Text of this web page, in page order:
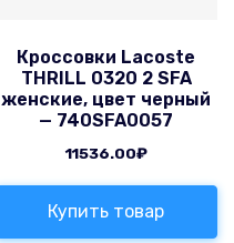
Кроссовки Lacoste
THRILL 0320 2 SFA
женские, цвет черный
— 740SFA0057
11536.00₽
Купить товар